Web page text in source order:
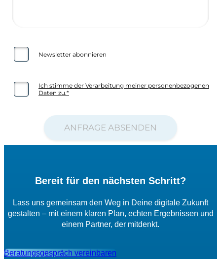
Bereit für den nächsten Schritt?
Lass uns gemeinsam den Weg in Deine digitale Zukunft
gestalten – mit einem klaren Plan, echten Ergebnissen und
einem Partner, der mitdenkt.
Beratungsgespräch vereinbaren